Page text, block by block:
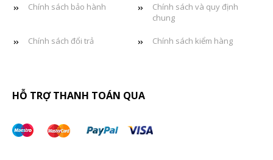
Chính sách bảo hành
Chính sách và quy định
chung
Chính sách đổi trả Chính sách kiểm hàng
HỖ TRỢ THANH TOÁN QUA